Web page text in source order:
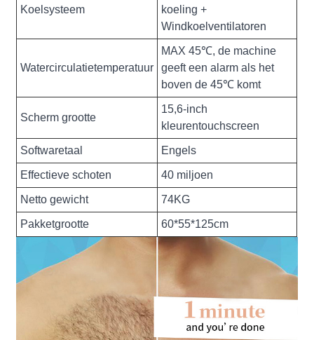
Koelsysteem
koeling +
Windkoelventilatoren
Watercirculatietemperatuur
MAX 45℃, de machine
geeft een alarm als het
boven de 45℃ komt
Scherm grootte
15,6-inch
kleurentouchscreen
Softwaretaal Engels
Effectieve schoten 40 miljoen
Netto gewicht 74KG
Pakketgrootte 60*55*125cm